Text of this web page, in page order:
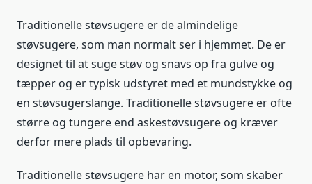
Traditionelle støvsugere er de almindelige
støvsugere, som man normalt ser i hjemmet. De er
designet til at suge støv og snavs op fra gulve og
tæpper og er typisk udstyret med et mundstykke og
en støvsugerslange. Traditionelle støvsugere er ofte
større og tungere end askestøvsugere og kræver
derfor mere plads til opbevaring.
Traditionelle støvsugere har en motor, som skaber